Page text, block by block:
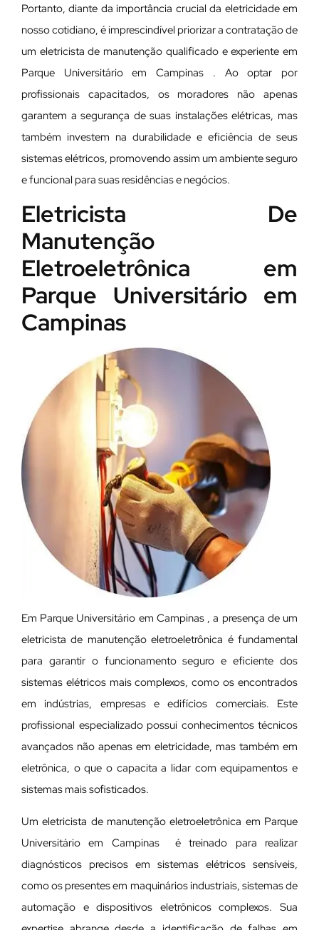
Portanto, diante da importância crucial da eletricidade em
nosso cotidiano, é imprescindível priorizar a contratação de
um eletricista de manutenção qualificado e experiente em
Parque Universitário em Campinas . Ao optar por
profissionais capacitados, os moradores não apenas
garantem a segurança de suas instalações elétricas, mas
também investem na durabilidade e eficiência de seus
sistemas elétricos, promovendo assim um ambiente seguro
e funcional para suas residências e negócios.
Eletricista De
Manutenção
Eletroeletrônica em
Parque Universitário em
Campinas
Em Parque Universitário em Campinas , a presença de um
eletricista de manutenção eletroeletrônica é fundamental
para garantir o funcionamento seguro e eficiente dos
sistemas elétricos mais complexos, como os encontrados
em indústrias, empresas e edifícios comerciais. Este
profissional especializado possui conhecimentos técnicos
avançados não apenas em eletricidade, mas também em
eletrônica, o que o capacita a lidar com equipamentos e
sistemas mais sofisticados.
Um eletricista de manutenção eletroeletrônica em Parque
Universitário em Campinas é treinado para realizar
diagnósticos precisos em sistemas elétricos sensíveis,
como os presentes em maquinários industriais, sistemas de
automação e dispositivos eletrônicos complexos. Sua